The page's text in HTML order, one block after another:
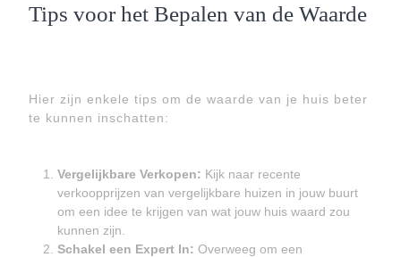
Tips voor het Bepalen van de Waarde
Hier zijn enkele tips om de waarde van je huis beter
te kunnen inschatten:
Vergelijkbare Verkopen: Kijk naar recente
verkoopprijzen van vergelijkbare huizen in jouw buurt
om een idee te krijgen van wat jouw huis waard zou
kunnen zijn.
Schakel een Expert In: Overweeg om een